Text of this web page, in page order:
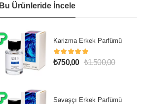
Bu Ürünleride İncele
Karizma Erkek Parfümü
₺750,00 ₺1.500,00
Savaşçı Erkek Parfümü